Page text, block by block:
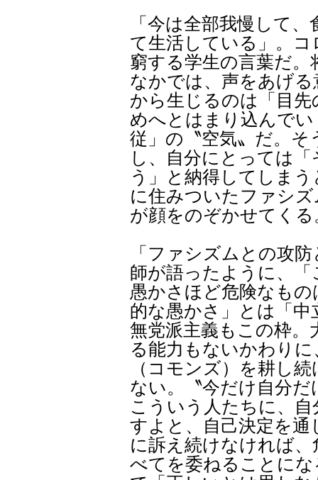
「今は全部我慢して
て生活している」。
窮する学生の言葉だ
なかでは、声をあげ
から生じるのは「目
めへとはまり込んで
従」の〝空気〟だ。そ
し、自分にとっては
う」と納得してしま
に住みついたファシ
が顔をのぞかせてくる
「ファシズムとの攻
師が語ったように、
愚かさほど危険なも
的な愚かさ」とは「
無党派主義もこの枠
る能力もないかわり
（コモンズ）を耕し
ない。〝今だけ自分
こういう人たちに、
すよと、自己決定を
に訴え続けなければ
べてを委ねることに